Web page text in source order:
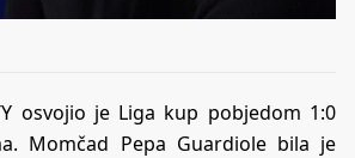
osvojio je Liga kup pobjedom 1:0
Momčad Pepa Guardiole bila je